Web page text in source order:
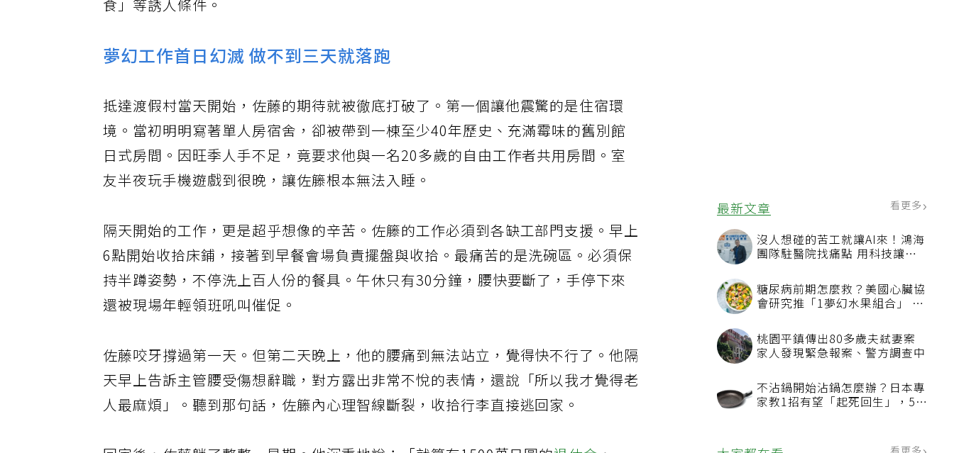
最新文章 看更多
沒人想碰的苦工就讓AI來！鴻海
團隊駐醫院找痛點 用科技讓醫
糖尿病前期怎麼救？美國心臟協
會研究推「1夢幻水果組合」 酪
桃園平鎮傳出80多歲夫弒妻案
家人發現緊急報案、警方調查中
不沾鍋開始沾鍋怎麼辦？日本專
家教1招有望「起死回生」，5情
食」等誘人條件。
夢幻工作首日幻滅 做不到三天就落跑
抵達渡假村當天開始，佐藤的期待就被徹底打破了。第一個讓他震驚的是住宿環
境。當初明明寫著單人房宿舍，卻被帶到一棟至少40年歷史、充滿霉味的舊別館
日式房間。因旺季人手不足，竟要求他與一名20多歲的自由工作者共用房間。室
友半夜玩手機遊戲到很晚，讓佐籐根本無法入睡。
隔天開始的工作，更是超乎想像的辛苦。佐籐的工作必須到各缺工部門支援。早上
6點開始收拾床鋪，接著到早餐會場負責擺盤與收拾。最痛苦的是洗碗區。必須保
持半蹲姿勢，不停洗上百人份的餐具。午休只有30分鐘，腰快要斷了，手停下來
還被現場年輕領班吼叫催促。
佐藤咬牙撐過第一天。但第二天晚上，他的腰痛到無法站立，覺得快不行了。他隔
天早上告訴主管腰受傷想辭職，對方露出非常不悅的表情，還說「所以我才覺得老
人最麻煩」。聽到那句話，佐籐內心理智線斷裂，收拾行李直接逃回家。